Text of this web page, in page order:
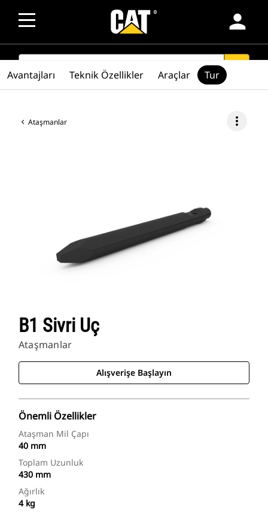
person
SEARCH
Ataşmanlar more_vert
B1 Sivri Uç
Ataşmanlar
Alışverişe Başlayın
Önemli Özellikler
Ataşman Mil Çapı
40 mm
Toplam Uzunluk
430 mm
Ağırlık
4 kg
Avantajları Teknik Özellikler Araçlar Tur